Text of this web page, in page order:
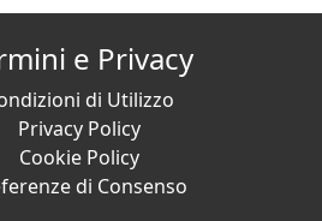
e Privacy
di Utilizzo
Privacy Policy
Cookie Policy
di Consenso